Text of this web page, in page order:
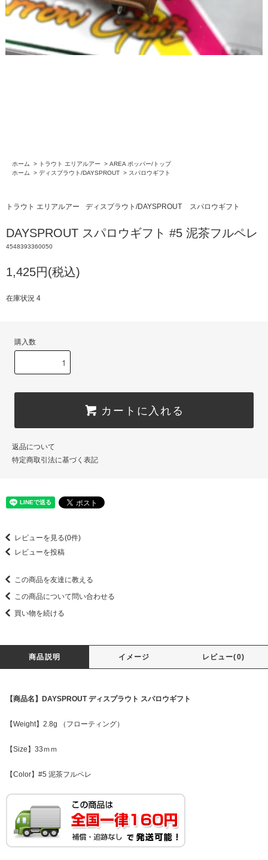
ホーム > トラウト エリアルアー > AREA ポッパー/トップ
ホーム
> ディスプラウト/DAYSPROUT > スパロウギフト
トラウト エリアルアー ディスプラウト/DAYSPROUT スパロウギフト
DAYSPROUT スパロウギフト #5 泥茶フルペレ
4548393360050
1,425円(税込)
在庫状況 4
購入数
カートに入れる
返品について
特定商取引法に基づく表記
レビューを見る(0件)
レビューを投稿
この商品を友達に教える
この商品について問い合わせる
買い物を続ける
商品説明 イメージ レビュー(0)
【商品名】DAYSPROUT ディスプラウト スパロウギフト
【Weight】2.8g （フローティング）
【Size】33ｍｍ
【Color】#5 泥茶フルペレ